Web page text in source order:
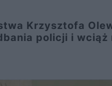
Krzysztofa
policji i